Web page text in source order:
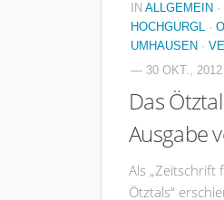
IN ALLGEMEIN ·
HOCHGURGL ·
UMHAUSEN ·
— 30 OKT., 2012
Das
Ausgabe
Als „Zeitschrift
Ötztals“